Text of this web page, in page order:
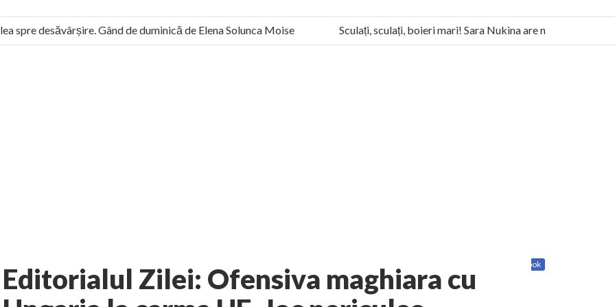
desăvârșire. Gând de duminică de Elena Solunca Moise
Sculați, sculați, boieri mari! Sara Nukina are nevoie de ajutorul
român: “românii sunt slavi, nu latini”. Fostul agent ceaușist de la Humanitas militează pentru federalizarea României
Facebook
Editorialul Zilei: Ofensiva maghiara cu